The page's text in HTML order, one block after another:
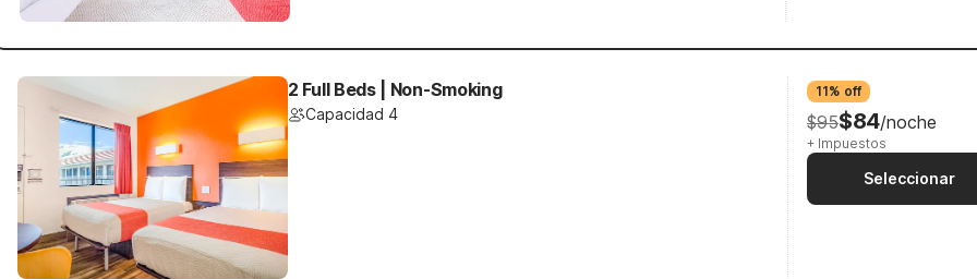
2 Full Beds | Non-Smoking
Capacidad 4
11% off
$95$84/noche
+ Impuestos
Seleccionar